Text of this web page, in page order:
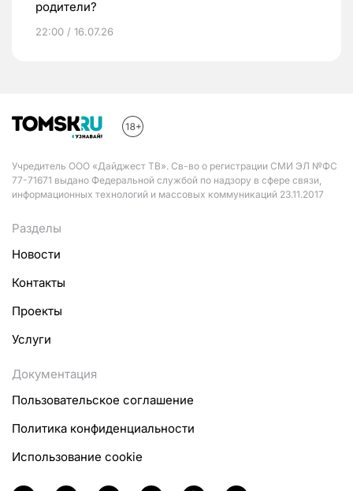
родители?
22:00 / 16.07.26
Учредитель ООО «Дайджест ТВ». Св-во о регистрации СМИ ЭЛ №ФС
77-71671 выдано Федеральной службой по надзору в сфере связи,
информационных технологий и массовых коммуникаций 23.11.2017
Разделы
Новости
Контакты
Проекты
Услуги
Документация
Пользовательское соглашение
Политика конфиденциальности
Использование cookie